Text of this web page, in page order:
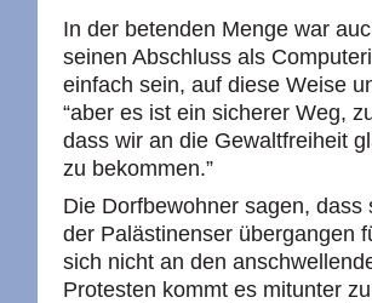
In der betenden Menge war
seinen Abschluss als
einfach sein, auf diese Weise
“aber es ist ein sicherer Weg,
dass wir an die Gewaltfreiheit
zu bekommen.”
Die Dorfbewohner sagen,
der Palästinenser übergangen
sich nicht an den
Protesten kommt es mitunter